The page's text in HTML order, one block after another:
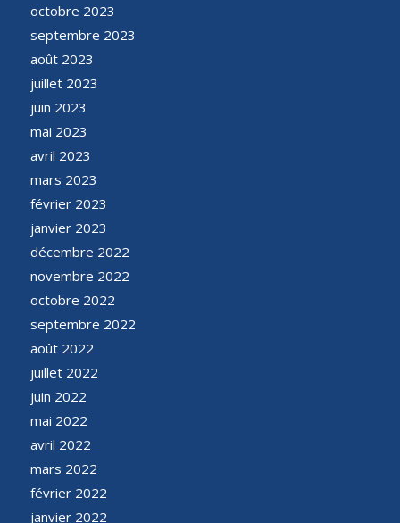
octobre 2023
septembre 2023
août 2023
juillet 2023
juin 2023
mai 2023
avril 2023
mars 2023
février 2023
janvier 2023
décembre 2022
novembre 2022
octobre 2022
septembre 2022
août 2022
juillet 2022
juin 2022
mai 2022
avril 2022
mars 2022
février 2022
janvier 2022